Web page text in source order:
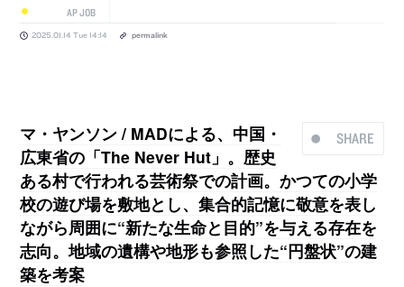
AP JOB
2025.01.14 Tue 14:14 permalink
SHARE
マ・ヤンソン / MADによる、中国・
広東省の「The Never Hut」。歴史
ある村で行われる芸術祭での計画。かつての小学
校の遊び場を敷地とし、集合的記憶に敬意を表し
ながら周囲に“新たな生命と目的”を与える存在を
志向。地域の遺構や地形も参照した“円盤状”の建
築を考案